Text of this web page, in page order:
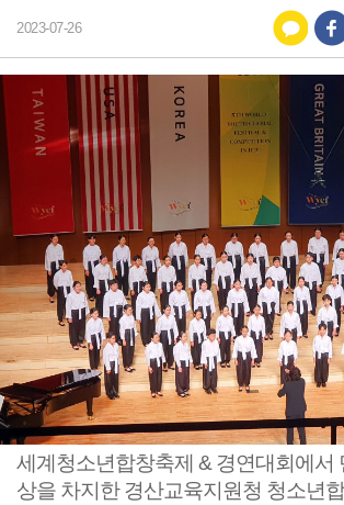
2023-07-26
세계청소년합창축제 & 경연대회에서
상을 차지한 경산교육지원청 청소년